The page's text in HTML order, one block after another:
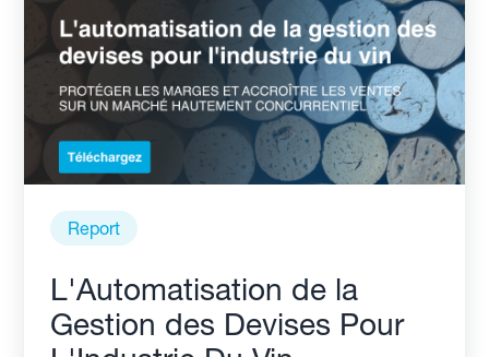
Report
L'Automatisation de la
Gestion des Devises Pour